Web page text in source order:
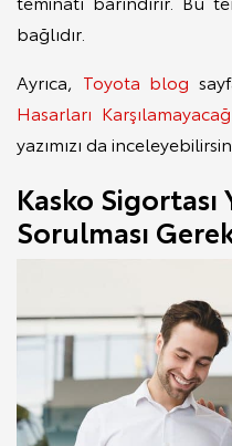
bağlıdır.
Ayrıca, Toyota blog
Hasarları
yazımızı da
Kasko Sigortası
Sorulması